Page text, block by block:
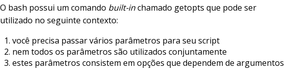
O bash possui um comando built-inchamado getopts que pode ser
utilizado no seguinte contexto:
você precisa passar vários parâmetros para seu script
nem todos os parâmetros são utilizados conjuntamente
estes parâmetros consistem em opções que dependem de argumentos